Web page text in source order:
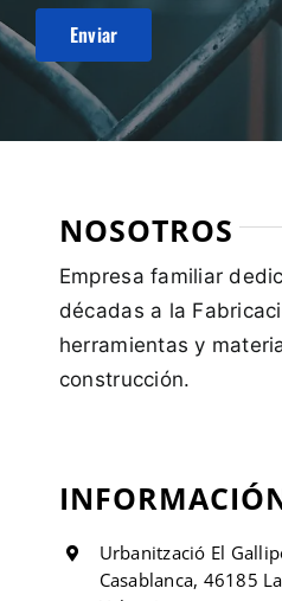
NOSOTROS
Empresa familiar
décadas a la
herramientas y
construcción.
Urbanització El
Casablanca, 46185